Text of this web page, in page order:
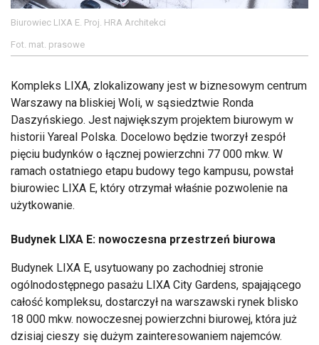
Biurowiec LIXA E. Proj. HRA Architekci
Fot. mat. prasowe
Kompleks LIXA, zlokalizowany jest w biznesowym centrum
Warszawy na bliskiej Woli, w sąsiedztwie Ronda
Daszyńskiego. Jest największym projektem biurowym w
historii Yareal Polska. Docelowo będzie tworzył zespół
pięciu budynków o łącznej powierzchni 77 000 mkw. W
ramach ostatniego etapu budowy tego kampusu, powstał
biurowiec LIXA E, który otrzymał właśnie pozwolenie na
użytkowanie.
Budynek LIXA E: nowoczesna przestrzeń biurowa
Budynek LIXA E, usytuowany po zachodniej stronie
ogólnodostępnego pasażu LIXA City Gardens, spajającego
całość kompleksu, dostarczył na warszawski rynek blisko
18 000 mkw. nowoczesnej powierzchni biurowej, która już
dzisiaj cieszy się dużym zainteresowaniem najemców.